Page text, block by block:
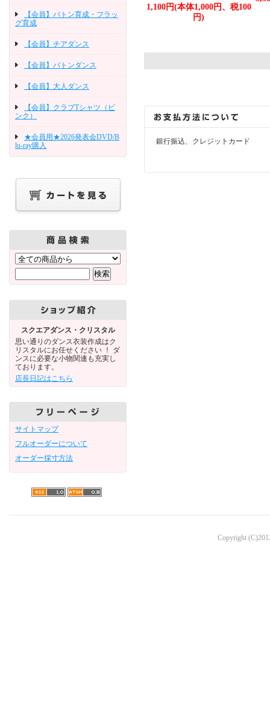
【会員】バトン育成・フラッ
グ育成
【会員】チアダンス
【会員】バトンダンス
【会員】大人ダンス
【会員】クラブTシャツ（ピ
ンク）
★会員用★2026発表会DVD/B
lu-ray購入
スクエアダンス・クリスタル
思い通りのダンス衣装作成はク
リスタルにお任せください ！ ダ
ンスに必要な小物関連も充実し
ております。
店長日記はこちら
サイトマップ
フルオーダーについて
オーダー採寸方法
1,100円(本体1,000円、税100
円)
銀行振込、クレジットカード
Copyright